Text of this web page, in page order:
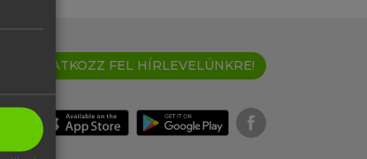
IRATKOZZ FEL HÍRLEVELÜNKRE!